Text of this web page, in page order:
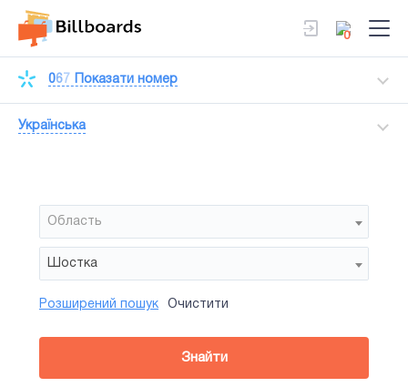
0
067 Показати номер
Українська
Область
Шостка
Район
Сторона
Усi
Розширений пошук Очистити
Знайти